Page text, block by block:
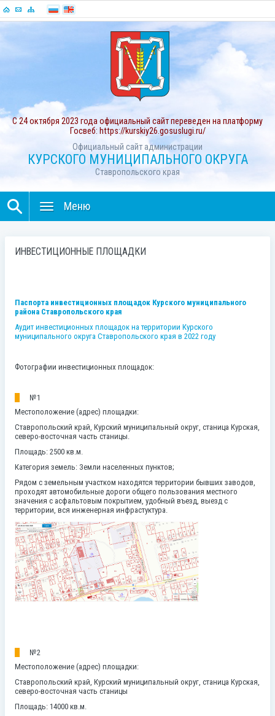
С 24 октября 2023 года официальный сайт переведен на платформу
Госвеб: https://kurskiy26.gosuslugi.ru/
Официальный сайт администрации
КУРСКОГО МУНИЦИПАЛЬНОГО ОКРУГА
Ставропольского края
Меню
ИНВЕСТИЦИОННЫЕ ПЛОЩАДКИ
Паспорта инвестиционных площадок Курского муниципального
района Ставропольского края
Аудит инвестиционных площадок на территории Курского
муниципального округа Ставропольского края в 2022 году
Фотографии инвестиционных площадок:
№1
Местоположение (адрес) площадки:
Ставропольский край, Курский муниципальный округ, станица Курская,
северо-восточная часть станицы.
Площадь: 2500 кв.м.
Категория земель: Земли населенных пунктов;
Рядом с земельным участком находятся территории бывших заводов,
проходят автомобильные дороги общего пользования местного
значения с асфальтовым покрытием, удобный въезд, выезд с
территории, вся инженерная инфрастуктура.
№2
Местоположение (адрес) площадки:
Ставропольский край, Курский муниципальный округ, станица Курская,
северо-восточная часть станицы
Площадь: 14000 кв.м.